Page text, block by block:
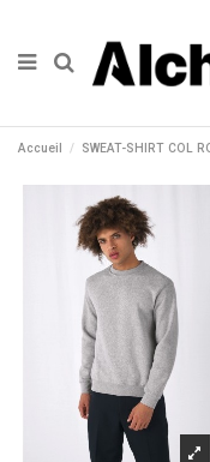
Accueil SWEAT-SHIRT COL